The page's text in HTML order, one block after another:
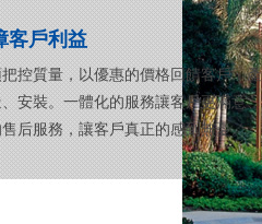
客戶利益
控質量，以優惠的價格回饋客戶，產
安裝。一體化的服務讓客戶更滿意、
后服務，讓客戶真正的感到無憂。